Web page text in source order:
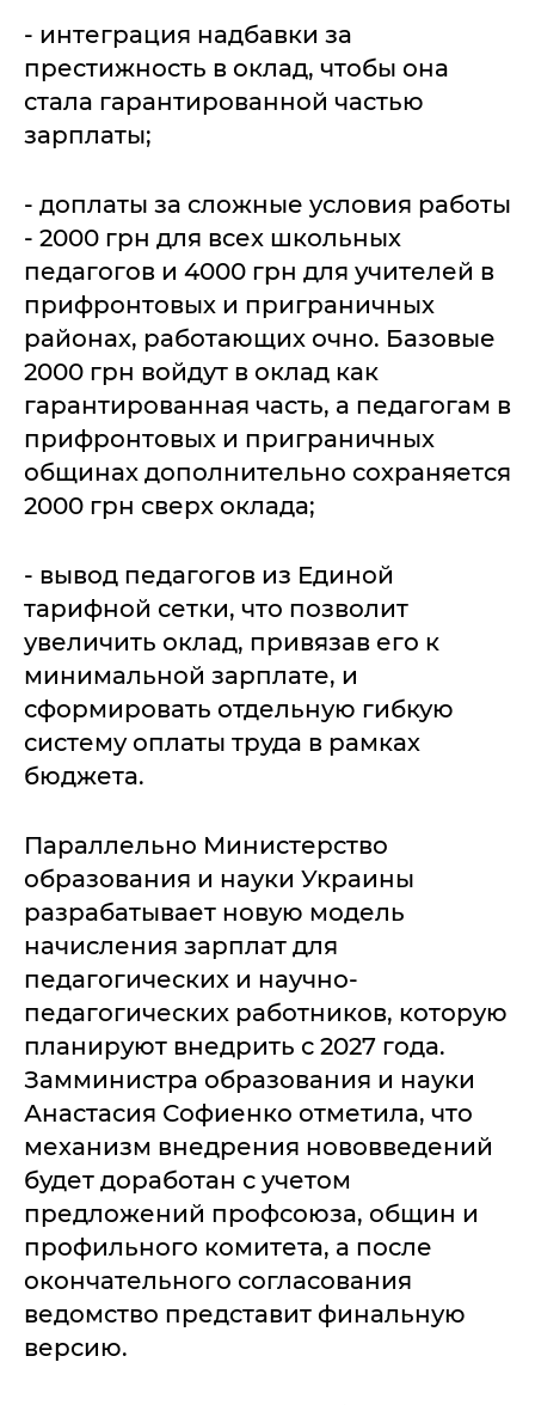
- интеграция надбавки за
престижность в оклад, чтобы она
стала гарантированной частью
зарплаты;
- доплаты за сложные условия работы
- 2000 грн для всех школьных
педагогов и 4000 грн для учителей в
прифронтовых и приграничных
районах, работающих очно. Базовые
2000 грн войдут в оклад как
гарантированная часть, а педагогам в
прифронтовых и приграничных
общинах дополнительно сохраняется
2000 грн сверх оклада;
- вывод педагогов из Единой
тарифной сетки, что позволит
увеличить оклад, привязав его к
минимальной зарплате, и
сформировать отдельную гибкую
систему оплаты труда в рамках
бюджета.
Параллельно Министерство
образования и науки Украины
разрабатывает новую модель
начисления зарплат для
педагогических и научно-
педагогических работников, которую
планируют внедрить с 2027 года.
Замминистра образования и науки
Анастасия Софиенко отметила, что
механизм внедрения нововведений
будет доработан с учетом
предложений профсоюза, общин и
профильного комитета, а после
окончательного согласования
ведомство представит финальную
версию.